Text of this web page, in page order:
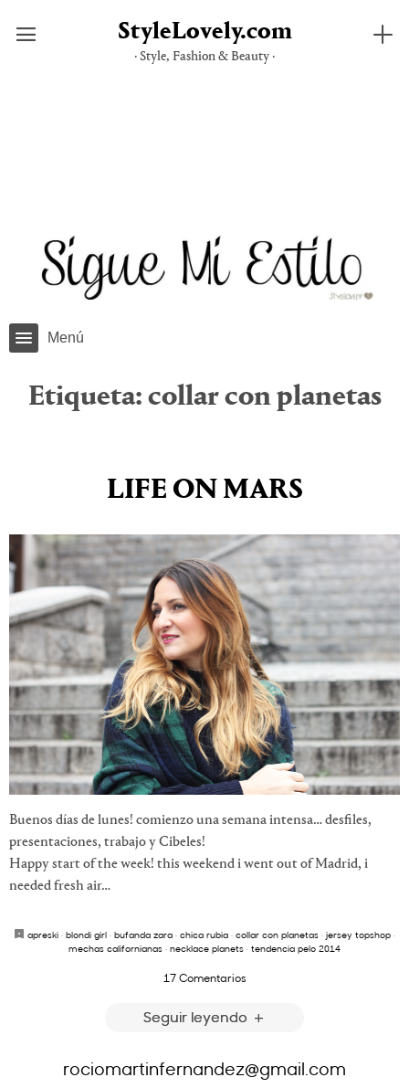
StyleLovely.com
· Style, Fashion & Beauty ·
Menú
Etiqueta: collar con planetas
LIFE ON MARS
Buenos días de lunes! comienzo una semana intensa… desfiles,
presentaciones, trabajo y Cibeles!
Happy start of the week! this weekend i went out of Madrid, i
needed fresh air…
apreski · blondi girl · bufanda zara · chica rubia · collar con planetas · jersey topshop ·
mechas californianas · necklace planets · tendencia pelo 2014
17 Comentarios
Seguir leyendo
rociomartinfernandez@gmail.com